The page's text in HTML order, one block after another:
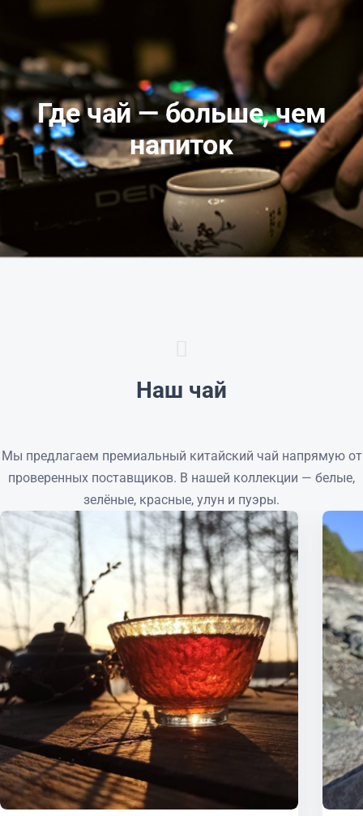
Где чай — больше, чем
напиток
Наш чай
Мы предлагаем премиальный китайский чай напрямую от
проверенных поставщиков. В нашей коллекции — белые,
зелёные, красные, улун и пуэры.